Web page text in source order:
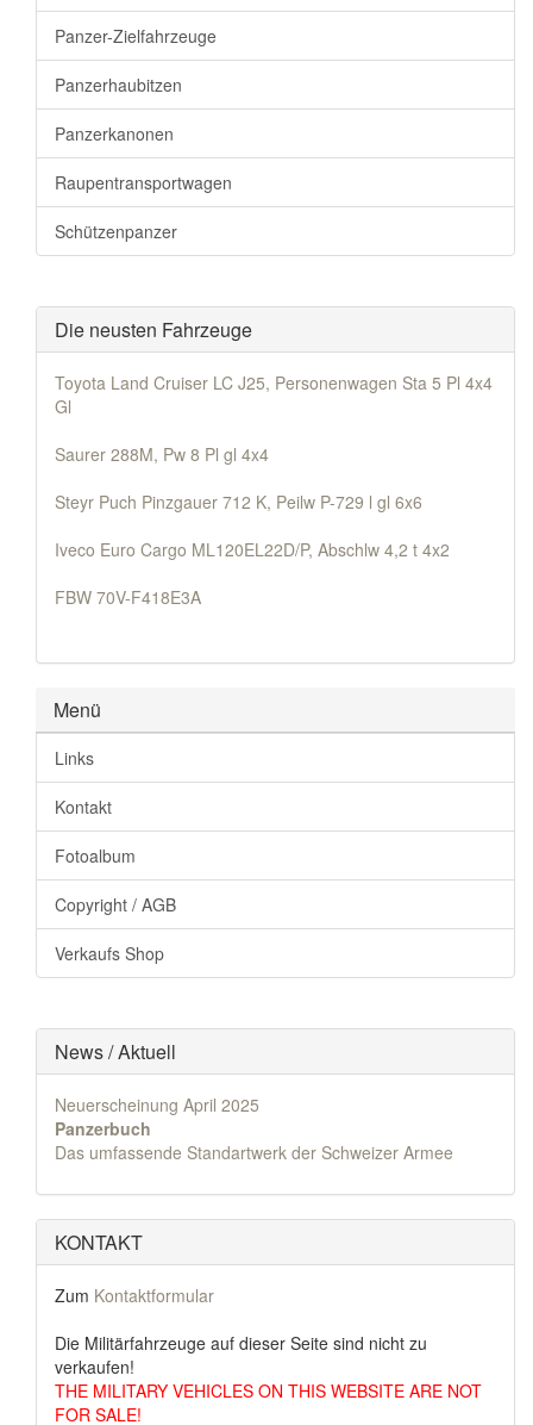
Panzer-Zielfahrzeuge
Panzerhaubitzen
Panzerkanonen
Raupentransportwagen
Schützenpanzer
Die neusten Fahrzeuge
Toyota Land Cruiser LC J25, Personenwagen Sta 5 Pl 4x4
Gl
Saurer 288M, Pw 8 Pl gl 4x4
Steyr Puch Pinzgauer 712 K, Peilw P-729 l gl 6x6
Iveco Euro Cargo ML120EL22D/P, Abschlw 4,2 t 4x2
FBW 70V-F418E3A
Menü
Links
Kontakt
Fotoalbum
Copyright / AGB
Verkaufs Shop
News / Aktuell
Neuerscheinung April 2025
Panzerbuch
Das umfassende Standartwerk der Schweizer Armee
KONTAKT
Zum Kontaktformular
Die Militärfahrzeuge auf dieser Seite sind nicht zu
verkaufen!
THE MILITARY VEHICLES ON THIS WEBSITE ARE NOT
FOR SALE!